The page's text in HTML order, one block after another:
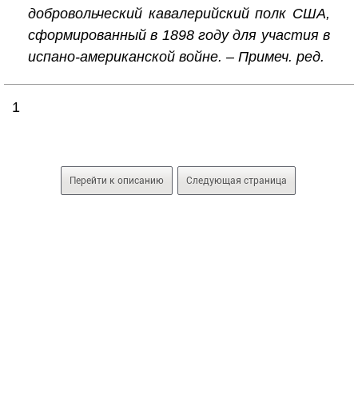
добровольческий кавалерийский полк США,
сформированный в 1898 году для участия в
испано-американской войне. – Примеч. ред.
1
Перейти к описанию Следующая страница